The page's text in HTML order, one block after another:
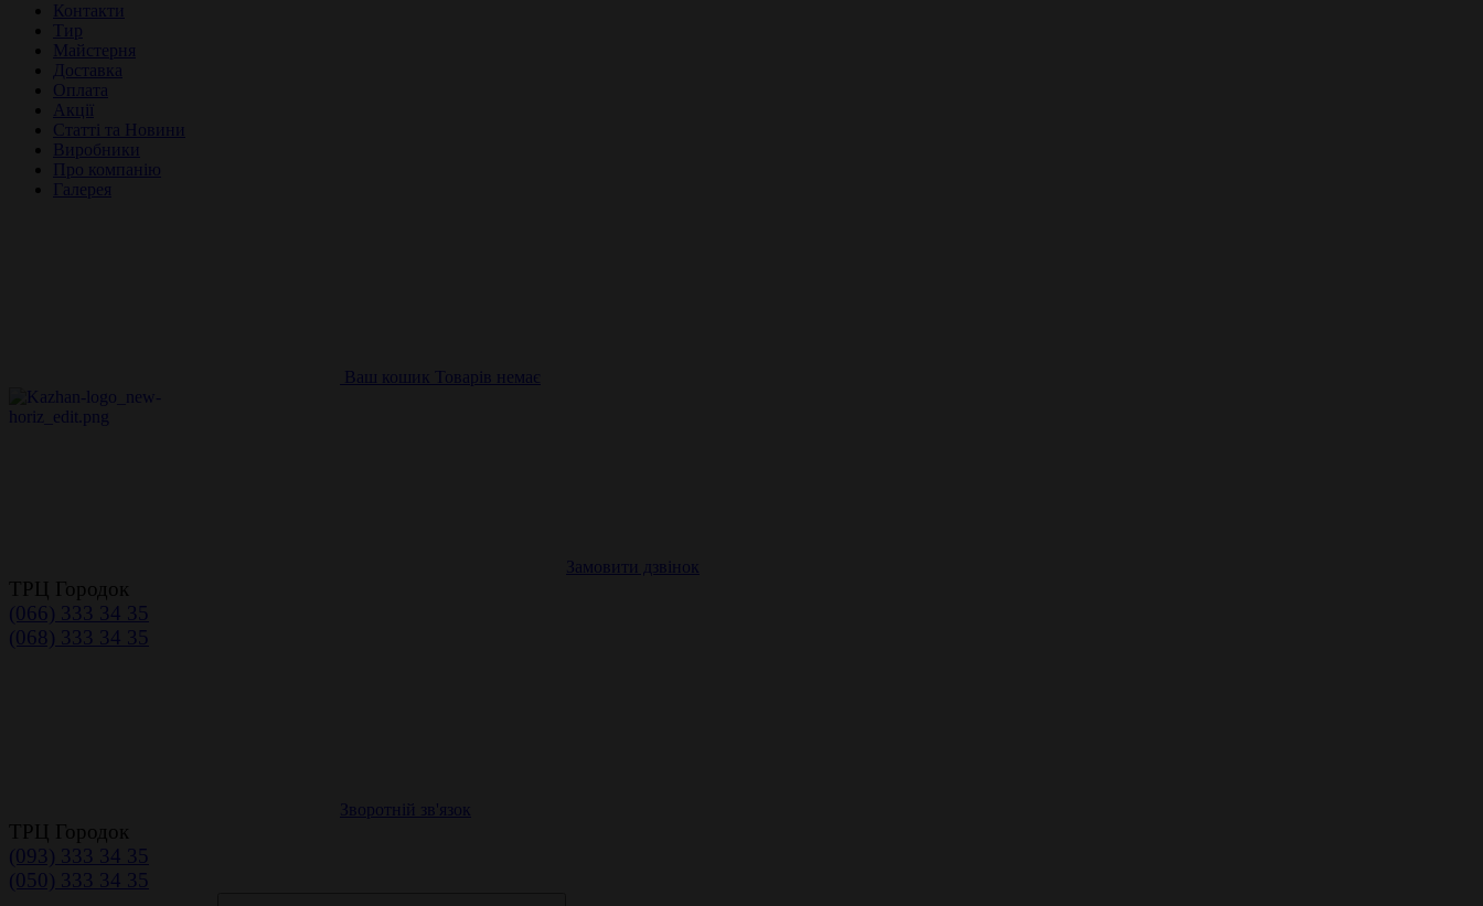
Контакти
Тир
Майстерня
Доставка
Оплата
Акції
Статті та Новини
Виробники
Про компанію
Галерея
Ваш кошик Товарів немає
Замовити дзвінок
ТРЦ Городок
(066) 333 34 35
(068) 333 34 35
Зворотній зв'язок
ТРЦ Городок
(093) 333 34 35
(050) 333 34 35